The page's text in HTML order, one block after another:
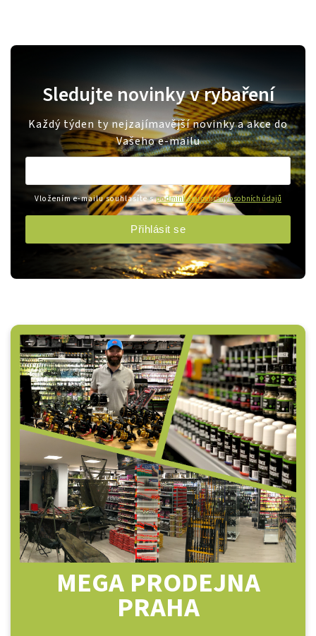
MEGA PRODEJNA
PRAHA
Sledujte novinky v rybaření
Každý týden ty nejzajímavější novinky a akce do
Vašeho e-mailu
Vložením e-mailu souhlasíte spodmínkami ochrany osobních údajů
Přihlásit se